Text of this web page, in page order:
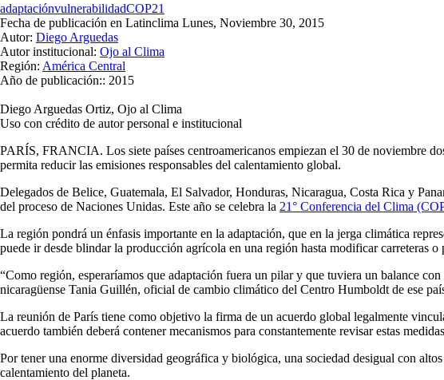
adaptaciónvulnerabilidadCOP21
Fecha de publicación en Latinclima Lunes, Noviembre 30, 2015
Autor: Diego Arguedas
Autor institucional: Ojo al Clima
Región: América Central
Año de publicación:: 2015
Diego Arguedas Ortiz, Ojo al Clima
Uso con crédito de autor personal e institucional
PARÍS, FRANCIA. Los siete países centroamericanos empiezan el 30 de noviembre
permita reducir las emisiones responsables del calentamiento global.
Delegados de Belice, Guatemala, El Salvador, Honduras, Nicaragua, Costa Rica y
del proceso de Naciones Unidas. Este año se celebra la 21° Conferencia del Clima
La región pondrá un énfasis importante en la adaptación, que en la jerga climática
puede ir desde blindar la producción agrícola en una región hasta modificar carreteras
“Como región, esperaríamos que adaptación fuera un pilar y que tuviera un balance
nicaragüense Tania Guillén, oficial de cambio climático del Centro Humboldt de ese
La reunión de París tiene como objetivo la firma de un acuerdo global legalmente
acuerdo también deberá contener mecanismos para constantemente revisar estas
Por tener una enorme diversidad geográfica y biológica, una sociedad desigual con
calentamiento del planeta.